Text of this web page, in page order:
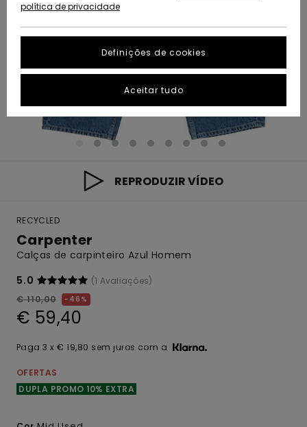
REPRODUZIR VÍDEO
RECYCLED
Carpenter
Calças de carpinteiro Azul Homem
5.0
(1 Avaliações)
€ 110,00
46%
€ 59,40
Paga 3 x € 19,80 sem juros com a
OFERTAS
DUPLA PROMO 10% EXTRA
política de privacidade
Definições de cookies
Aceitar tudo